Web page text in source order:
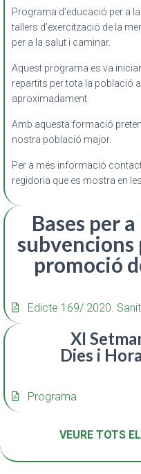
Programa d’educació per a
tallers d’exercització de la
per a la salut i caminar.
Aquest programa es va
repartits per tota la població
aproximadament.
Amb aquesta formació
nostra població major.
Per a més informació
regidoria que es mostra en
Bases per
subvencions
promoció
Edicte 169/ 2020.
XI
Dies i
Programa
VEURE TOTS